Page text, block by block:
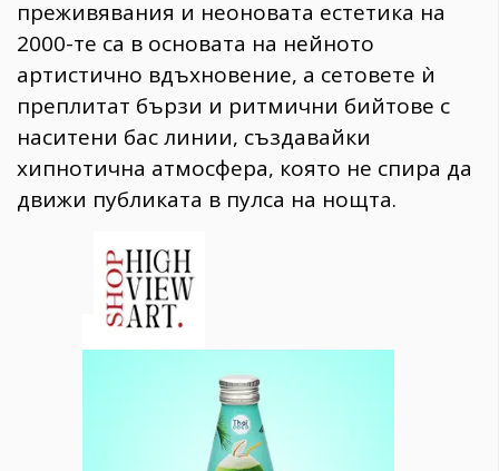
преживявания и неоновата естетика на
2000-те са в основата на нейното
артистично вдъхновение, а сетовете ѝ
преплитат бързи и ритмични бийтове с
наситени бас линии, създавайки
хипнотична атмосфера, която не спира да
движи публиката в пулса на нощта.